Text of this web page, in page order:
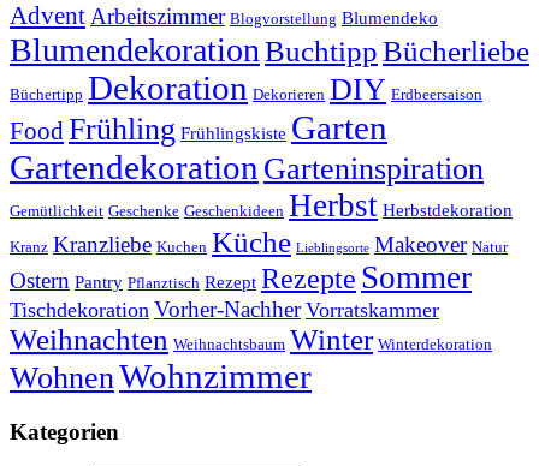
Advent Arbeitszimmer Blogvorstellung Blumendeko
Blumendekoration BuchtippBücherliebe
Büchertipp Dekoration Dekorieren DIY Erdbeersaison
FoodFrühling Frühlingskiste Garten
Gartendekoration Garteninspiration
Gemütlichkeit Geschenke Geschenkideen Herbst Herbstdekoration
Kranz Kranzliebe Kuchen Küche Lieblingsorte Makeover Natur
Ostern Pantry Pflanztisch Rezept Rezepte Sommer
Tischdekoration Vorher-Nachher Vorratskammer
Weihnachten Weihnachtsbaum Winter Winterdekoration
WohnenWohnzimmer
Kategorien